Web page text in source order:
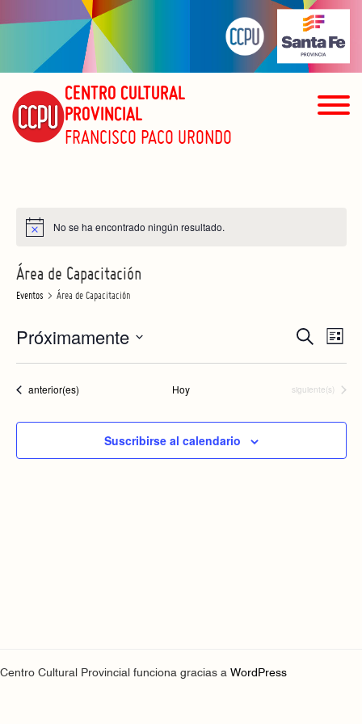
CENTRO CULTURAL
PROVINCIAL
FRANCISCO PACO URONDO
No se ha encontrado ningún resultado.
Área de Capacitación
Eventos Área de Capacitación
de
y
Buscar
de
Lista
Próximamente
Eventos
anterior(es) Hoy Eventos
siguiente(s)
Suscribirse al calendario
Centro Cultural Provincial funciona gracias a WordPress